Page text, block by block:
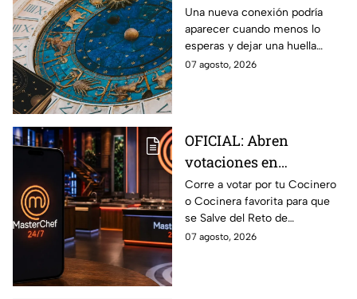
de agosto del 2026 para
cada signo; una
conexión inesperada
podría transformar tus
Una nueva conexión podría
aparecer cuando menos lo
esperas y dejar una huella
importante.
07 agosto, 2026
OFICIAL: Abren
votaciones en
MasterChef 24/7 para
que salves a un
Cocinero del Reto de
Eliminación de este
Corre a votar por tu Cocinero
o Cocinera favorita para que
se Salve del Reto de
Eliminación de MasterChef
07 agosto, 2026